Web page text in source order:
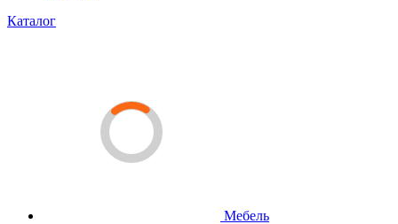
Каталог
Мебель